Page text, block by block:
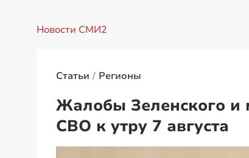
Новости СМИ2
Статьи Регионы
Жалобы Зеленского и
СВО к утру 7 августа